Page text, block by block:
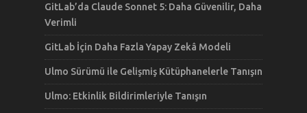
GitLab’da Claude Sonnet 5: Daha Güvenilir, Daha
Verimli
GitLab İçin Daha Fazla Yapay Zekâ Modeli
Ulmo Sürümü ile Gelişmiş Kütüphanelerle Tanışın
Ulmo: Etkinlik Bildirimleriyle Tanışın